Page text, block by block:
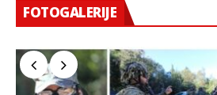
FOTOGALERIJE